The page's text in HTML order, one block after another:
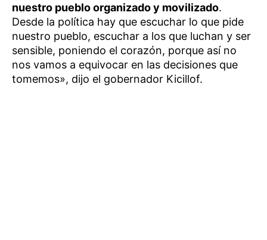
nuestro pueblo organizado y movilizado.
Desde la política hay que escuchar lo que pide
nuestro pueblo, escuchar a los que luchan y ser
sensible, poniendo el corazón, porque así no
nos vamos a equivocar en las decisiones que
tomemos», dijo el gobernador Kicillof.